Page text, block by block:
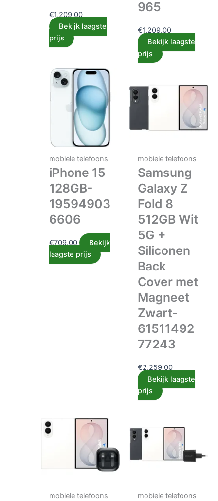
€1,209.00
Bekijk laagste
prijs
965
€1,209.00
Bekijk laagste
prijs
mobiele telefoons
iPhone 15
128GB-
19594903
6606
€709.00
Bekijk
laagste prijs
mobiele telefoons
Samsung
Galaxy Z
Fold 8
512GB Wit
5G +
Siliconen
Back
Cover met
Magneet
Zwart-
61511492
77243
€2,259.00
Bekijk laagste
prijs
mobiele telefoons mobiele telefoons